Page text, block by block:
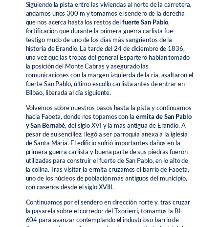
Siguiendo la pista entre las viviendas al norte de la carretera,
andamos unos 300 m y tomamos el sendero de la derecha
que nos acerca hasta los restos delfuerte San Pablo,
fortificación que durante la primera guerra carlista fue
testigo mudo de uno de los días más sangrientos de la
historia de Erandio. La tarde del 24 de diciembre de 1836,
una vez que las tropas del general Espartero habían tomado
la posición del Monte Cabras y asegurado las
comunicaciones con la margen izquierda de la ría, asaltaron el
fuerte San Pablo, último escollo carlista antes de entrar en
Bilbao, liberada al día siguiente.
Volvemos sobre nuestros pasos hasta la pista y continuamos
hacia Faoeta, donde nos topamos con la ermita de San Pablo
y San Bernabé, del siglo XVI y la más antigua de Erandio. A
pesar de su sencillez, llegó a ser parroquia anexa a la iglesia
de Santa María. El edificio sufrió importantes daños en la
primera guerra carlista y buena parte de sus piedras fueron
utilizadas para construir el fuerte de San Pablo, en lo alto de
la colina. Tras visitar la ermita cruzamos el barrio de Faoeta,
uno de los núcleos de población más antiguos del municipio,
con caseríos desde el siglo XVIII.
Continuamos por el sendero en dirección norte y, tras cruzar
la pasarela sobre el corredor del Txorierri, tomamos la BI-
604 para avanzar contemplando el industrioso barrio de